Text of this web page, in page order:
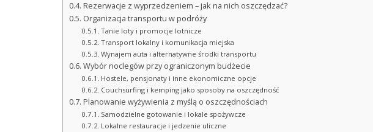
Rezerwacje z wyprzedzeniem – jak na nich oszczędzać?
Organizacja transportu w podróży
Tanie loty i promocje lotnicze
Transport lokalny i komunikacja miejska
Wynajem auta i alternatywne środki transportu
Wybór noclegów przy ograniczonym budżecie
Hostele, pensjonaty i inne ekonomiczne opcje
Couchsurfing i kemping jako sposoby na oszczędność
Planowanie wyżywienia z myślą o oszczędnościach
Samodzielne gotowanie i lokale spożywcze
Lokalne restauracje i jedzenie uliczne